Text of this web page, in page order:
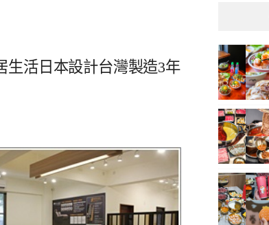
生活日本設計台灣製造3年